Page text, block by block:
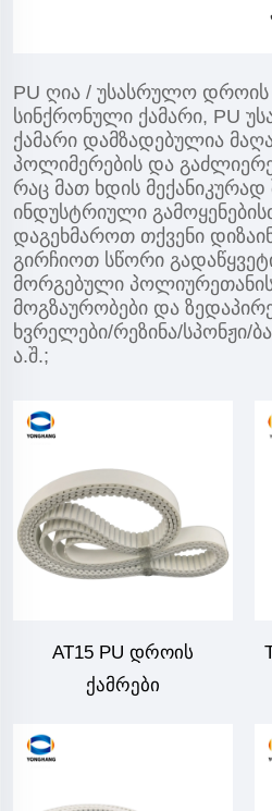
PU ღია / უსასრულო დროის
სინქრონული ქამარი, PU
ქამარი დამზადებულია
პოლიმერების და
რაც მათ ხდის
ინდუსტრიული
დაგეხმაროთ თქვენი
გირჩიოთ სწორი
მორგებული
მოგზაურობები და
ხვრელები/რეზინა/სპონჟი/
ა.შ.;
AT15 PU დროის
ქამრები